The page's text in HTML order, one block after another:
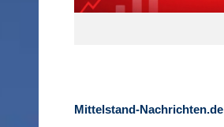
Mittelstand-Nachrichten.de